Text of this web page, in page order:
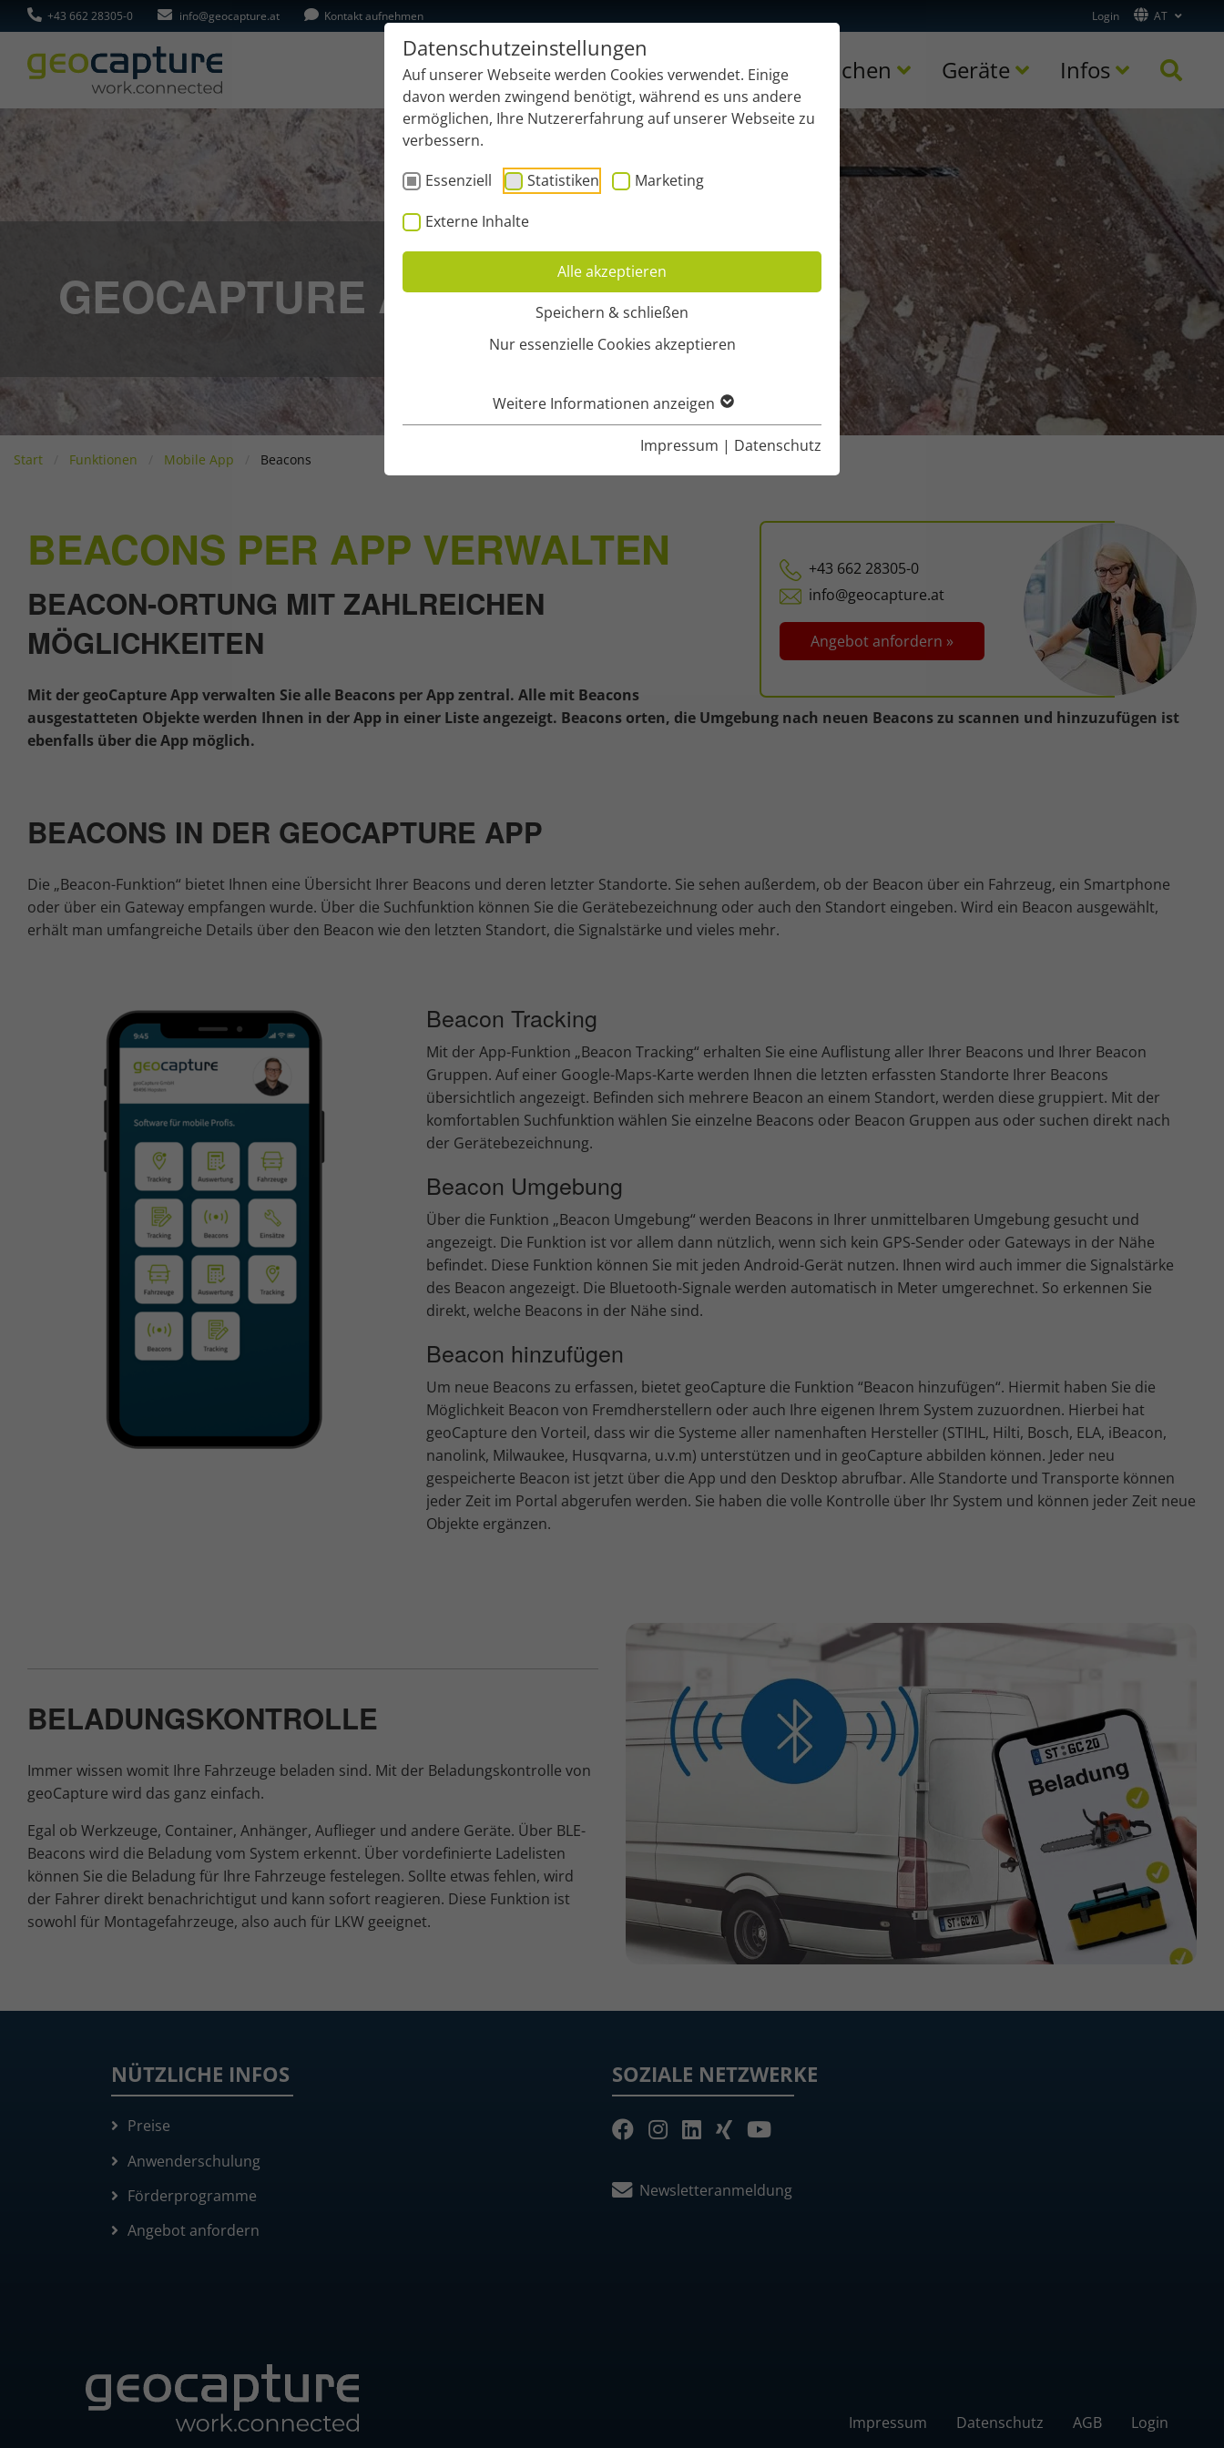
Datenschutzeinstellungen
Auf unserer Webseite werden Cookies verwendet. Einige
davon werden zwingend benötigt, während es uns andere
ermöglichen, Ihre Nutzererfahrung auf unserer Webseite zu
verbessern.
Essenziell
Statistiken Marketing
Externe Inhalte
Alle akzeptieren
Speichern & schließen
Nur essenzielle Cookies akzeptieren
Weitere Informationen anzeigen
Impressum | Datenschutz
+43 662 28305-0 info@geocapture.at Kontakt aufnehmen Login AT
NEU: geonardo.ai Funktionen Branchen Geräte Infos
GEOCAPTURE APP - BEACONS
Start Funktionen Mobile App Beacons
+43 662 28305-0
info@geocapture.at
Angebot anfordern »
BEACONS PER APP VERWALTEN
BEACON-ORTUNG MIT ZAHLREICHEN
MÖGLICHKEITEN
Mit der geoCapture App verwalten Sie alle Beacons per App zentral. Alle mit Beacons
ausgestatteten Objekte werden Ihnen in der App in einer Liste angezeigt. Beacons orten, die Umgebung nach neuen Beacons zu scannen und hinzuzufügen ist
ebenfalls über die App möglich.
BEACONS IN DER GEOCAPTURE APP
Die „Beacon-Funktion“ bietet Ihnen eine Übersicht Ihrer Beacons und deren letzter Standorte. Sie sehen außerdem, ob der Beacon über ein Fahrzeug, ein Smartphone
oder über ein Gateway empfangen wurde. Über die Suchfunktion können Sie die Gerätebezeichnung oder auch den Standort eingeben. Wird ein Beacon ausgewählt,
erhält man umfangreiche Details über den Beacon wie den letzten Standort, die Signalstärke und vieles mehr.
Beacon Tracking
Mit der App-Funktion „Beacon Tracking“ erhalten Sie eine Auflistung aller Ihrer Beacons und Ihrer Beacon
Gruppen. Auf einer Google-Maps-Karte werden Ihnen die letzten erfassten Standorte Ihrer Beacons
übersichtlich angezeigt. Befinden sich mehrere Beacon an einem Standort, werden diese gruppiert. Mit der
komfortablen Suchfunktion wählen Sie einzelne Beacons oder Beacon Gruppen aus oder suchen direkt nach
der Gerätebezeichnung.
Beacon Umgebung
Über die Funktion „Beacon Umgebung“ werden Beacons in Ihrer unmittelbaren Umgebung gesucht und
angezeigt. Die Funktion ist vor allem dann nützlich, wenn sich kein GPS-Sender oder Gateways in der Nähe
befindet. Diese Funktion können Sie mit jeden Android-Gerät nutzen. Ihnen wird auch immer die Signalstärke
des Beacon angezeigt. Die Bluetooth-Signale werden automatisch in Meter umgerechnet. So erkennen Sie
direkt, welche Beacons in der Nähe sind.
Beacon hinzufügen
Um neue Beacons zu erfassen, bietet geoCapture die Funktion “Beacon hinzufügen“. Hiermit haben Sie die
Möglichkeit Beacon von Fremdherstellern oder auch Ihre eigenen Ihrem System zuzuordnen. Hierbei hat
geoCapture den Vorteil, dass wir die Systeme aller namenhaften Hersteller (STIHL, Hilti, Bosch, ELA, iBeacon,
nanolink, Milwaukee, Husqvarna, u.v.m) unterstützen und in geoCapture abbilden können. Jeder neu
gespeicherte Beacon ist jetzt über die App und den Desktop abrufbar. Alle Standorte und Transporte können
jeder Zeit im Portal abgerufen werden. Sie haben die volle Kontrolle über Ihr System und können jeder Zeit neue
Objekte ergänzen.
BELADUNGSKONTROLLE
Immer wissen womit Ihre Fahrzeuge beladen sind. Mit der Beladungskontrolle von
geoCapture wird das ganz einfach.
Egal ob Werkzeuge, Container, Anhänger, Auflieger und andere Geräte. Über BLE-
Beacons wird die Beladung vom System erkennt. Über vordefinierte Ladelisten
können Sie die Beladung für Ihre Fahrzeuge festelegen. Sollte etwas fehlen, wird
der Fahrer direkt benachrichtigut und kann sofort reagieren. Diese Funktion ist
sowohl für Montagefahrzeuge, also auch für LKW geeignet.
NÜTZLICHE INFOS
Preise
Anwenderschulung
Förderprogramme
Angebot anfordern
SOZIALE NETZWERKE
Newsletteranmeldung
Impressum Datenschutz AGB Login